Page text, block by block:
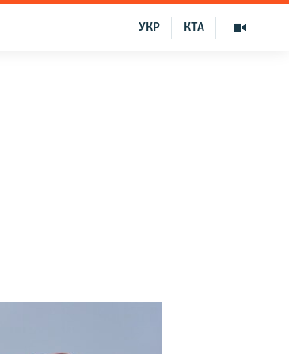
КТА
УКР